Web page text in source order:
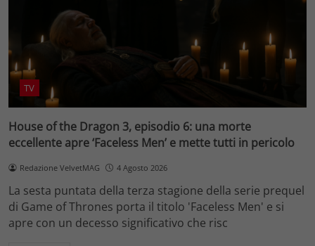
TV
House of the Dragon 3, episodio 6: una morte
eccellente apre ‘Faceless Men’ e mette tutti in pericolo
Redazione VelvetMAG 4 Agosto 2026
La sesta puntata della terza stagione della serie prequel
di Game of Thrones porta il titolo 'Faceless Men' e si
apre con un decesso significativo che risc